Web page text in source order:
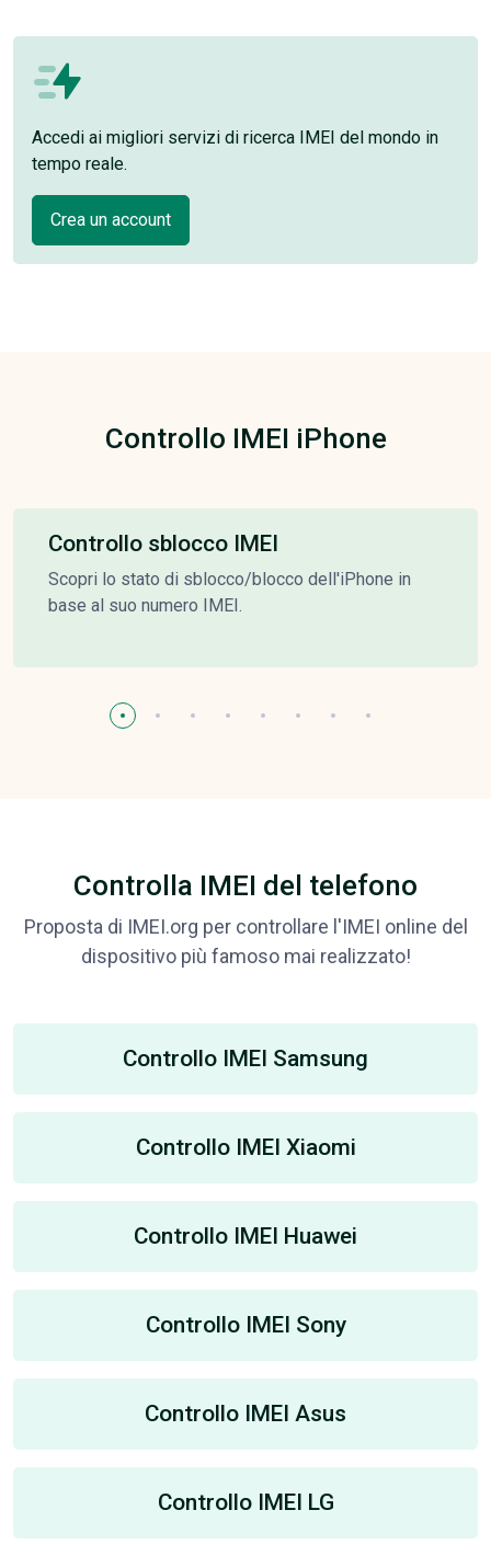
Accedi ai migliori servizi di ricerca IMEI del mondo in
tempo reale.
Crea un account
Controllo IMEI iPhone
Controllo sblocco IMEI
Scopri lo stato di sblocco/blocco dell'iPhone in
base al suo numero IMEI.
Controlla IMEI del telefono
Proposta di IMEI.org per controllare l'IMEI online del
dispositivo più famoso mai realizzato!
Controllo IMEI Samsung
Controllo IMEI Xiaomi
Controllo IMEI Huawei
Controllo IMEI Sony
Controllo IMEI Asus
Controllo IMEI LG